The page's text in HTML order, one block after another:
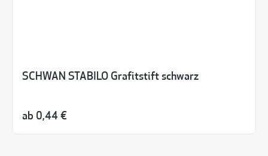
SCHWAN STABILO Grafitstift schwarz
ab 0,44 €